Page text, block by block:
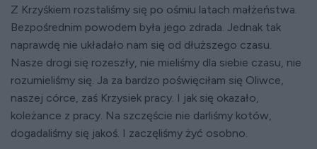
Z Krzyśkiem rozstaliśmy się po ośmiu latach małżeństwa.
Bezpośrednim powodem była jego zdrada. Jednak tak
naprawdę nie układało nam się od dłuższego czasu.
Nasze drogi się rozeszły, nie mieliśmy dla siebie czasu, nie
rozumieliśmy się. Ja za bardzo poświęciłam się Oliwce,
naszej córce, zaś Krzysiek pracy. I jak się okazało,
koleżance z pracy. Na szczęście nie darliśmy kotów,
dogadaliśmy się jakoś. I zaczęliśmy żyć osobno.